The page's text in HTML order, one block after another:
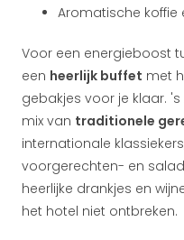
Aromatische koffie
Voor een energieboost
een heerlijk buffet met
gebakjes voor je klaar.
mix van traditionele
internationale
voorgerechten- en
heerlijke drankjes en
het hotel niet ontbreken.